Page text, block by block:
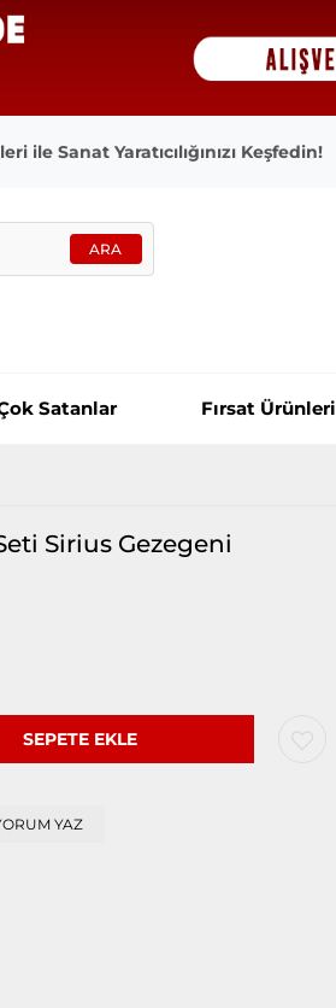
ile Sanat Yaratıcılığınızı Keşfedin!
Satanlar Fırsat Ürünleri
Sirius Gezegeni
YAZ